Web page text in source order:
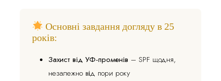
Основні завдання догляду в 25
років:
Захист від УФ-променів – SPF щодня,
незалежно від пори року